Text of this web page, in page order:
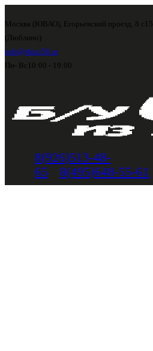
Москва (ЮВАО), Егорьевский проезд, 8 с15
(Люблино)
info@shini56.ru
Пн- Вс 10:00 - 19:00
8(926)513-48-
65
8(495)648-55-61